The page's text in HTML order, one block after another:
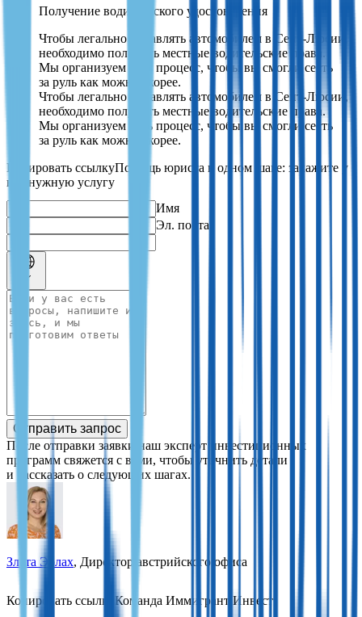
Получение водительского удостоверения
Чтобы легально управлять автомобилем в Сент-Люсии,
необходимо получить местные водительские права.
Мы организуем весь процесс, чтобы вы смогли сесть
за руль как можно скорее.
Чтобы легально управлять автомобилем в Сент-Люсии,
необходимо получить местные водительские права.
Мы организуем весь процесс, чтобы вы смогли сесть
за руль как можно скорее.
Помощь юриста в одном шаге: закажите у
нас нужную услугу
Имя
Эл. почта
Отправить запрос
После отправки заявки наш эксперт инвестиционных
программ свяжется с вами, чтобы уточнить детали
и рассказать о следующих шагах.
Злата Эрлах, Директор австрийского офиса
Команда Иммигрант Инвест